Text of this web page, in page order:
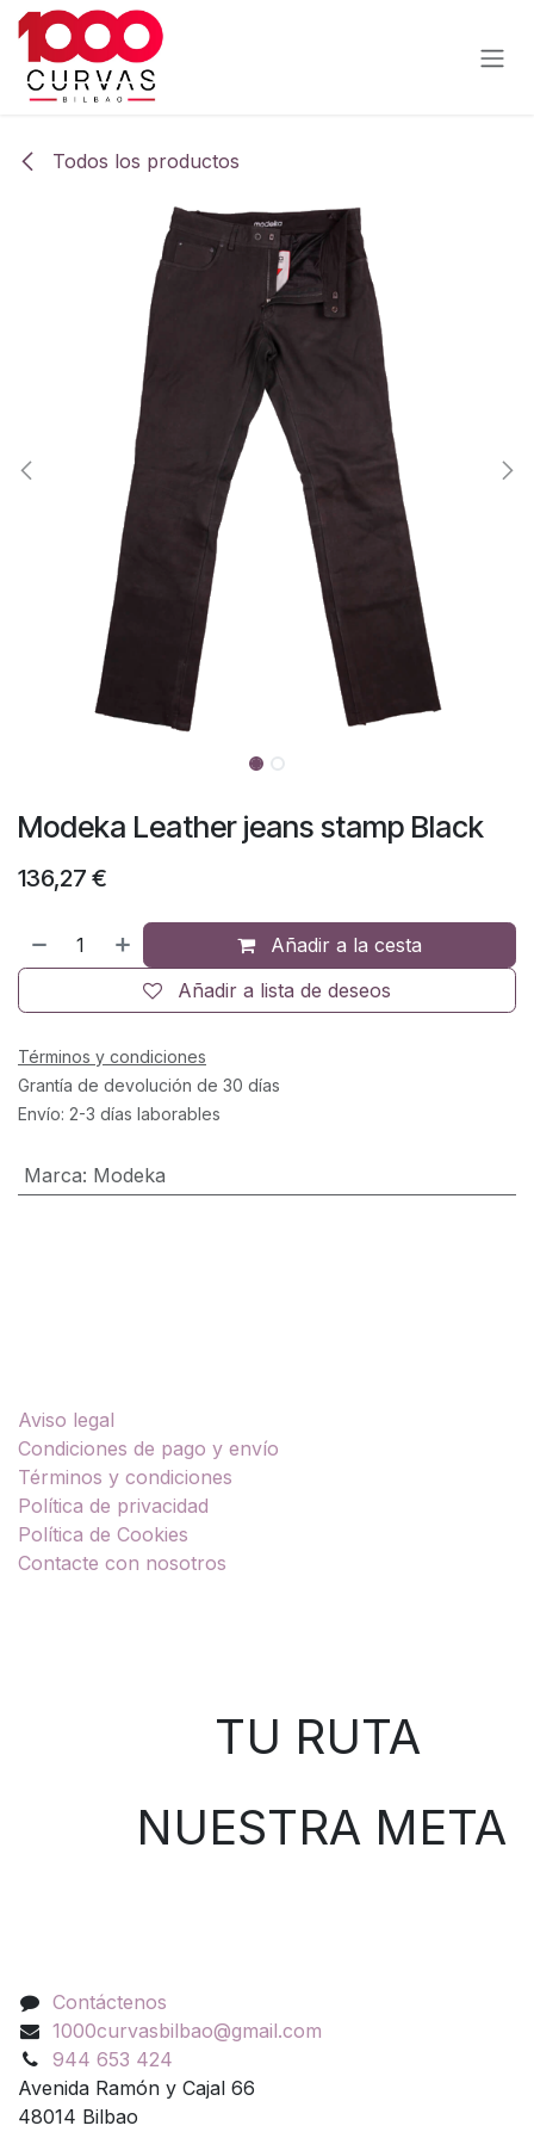
Ir al contenido
Todos los productos
Modeka Leather jeans stamp Black
136,27 €
Añadir a la cesta
Añadir a lista de deseos
Términos y condiciones
Grantía de devolución de 30 días
Envío: 2-3 días laborables
Marca: Modeka
Aviso legal
Condiciones de pago y envío
Términos y condiciones
Política de privacidad
Política de Cookies
Contacte con nosotros
TU RUTA
NUESTRA META
Contáctenos
1000curvasbilbao@gmail.com
944 653 424
Avenida Ramón y Cajal 66
48014 Bilbao